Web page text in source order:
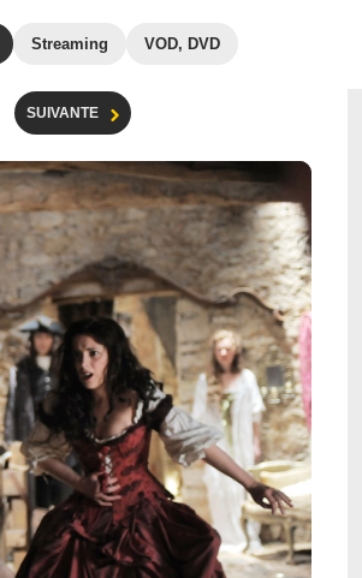
Streaming VOD, DVD
SUIVANTE